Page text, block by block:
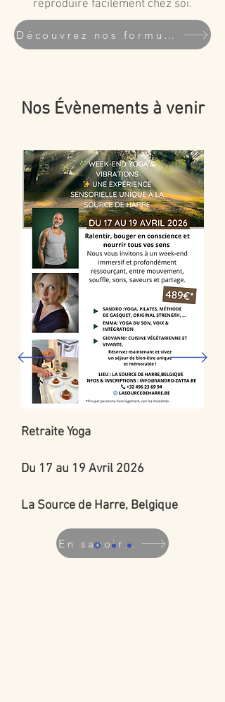
reproduire facilement chez soi.
Découvrez nos formules
Nos Évènements à venir
Retraite Yoga
Du 17 au 19 Avril 2026
La Source de Harre, Belgique
En savoir plus